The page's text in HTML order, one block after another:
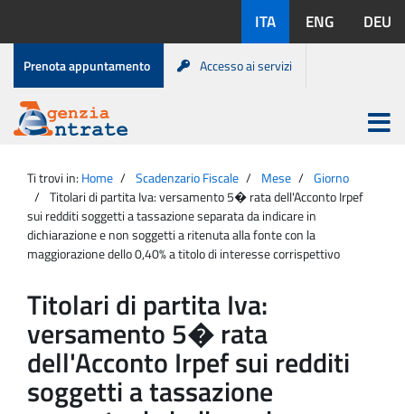
contenuto
disponibili:
ITA ENG DEU
Menu
di
servizio
Prenota appuntamento Accesso ai servizi
Agenzia
Entrate
Apri
menu
principale
Ti trovi in: Home Scadenzario Fiscale Mese
Giorno
Titolari di partita Iva: versamento 5� rata dell'Acconto Irpef
sui redditi soggetti a tassazione separata da indicare in
dichiarazione e non soggetti a ritenuta alla fonte con la
maggiorazione dello 0,40% a titolo di interesse corrispettivo
Titolari di partita Iva:
versamento 5� rata
dell'Acconto Irpef sui redditi
soggetti a tassazione